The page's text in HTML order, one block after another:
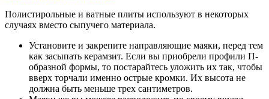
Полистирольные и ватные плиты используют в некоторых
случаях вместо сыпучего материала.
Установите и закрепите направляющие маяки, перед тем
как засыпать керамзит. Если вы приобрели профили П-
образной формы, то постарайтесь уложить их так, чтобы
вверх торчали именно острые кромки. Их высота не
должна быть меньше трех сантиметров.